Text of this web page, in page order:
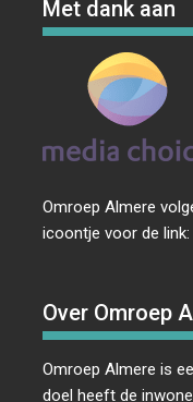
Met dank aan
Omroep Almere
icoontje voor de
Over Omroep
Omroep Almere is
doel heeft de